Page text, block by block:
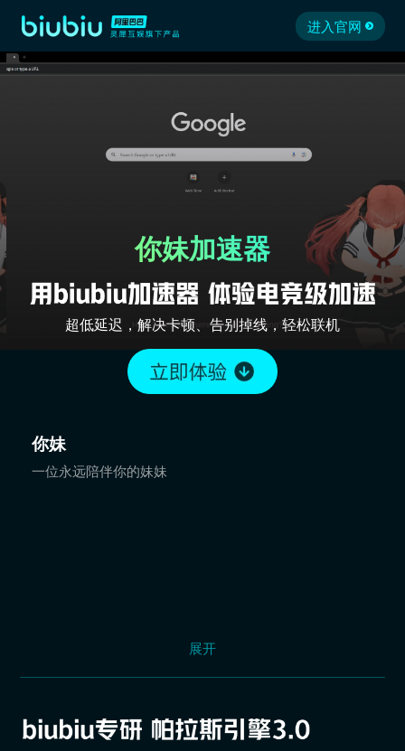
进入官网
你妹加速器
超低延迟，解决卡顿、告别掉线，轻松联机
你妹
一位永远陪伴你的妹妹
展开